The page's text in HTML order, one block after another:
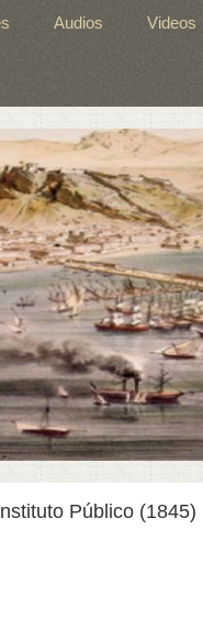
Audios Videos
Público (1845)